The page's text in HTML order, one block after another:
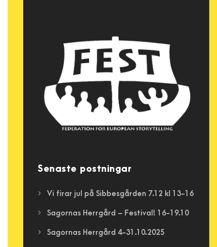
Senaste postningar
Vi firar jul på Sibbesgården 7.12 kl 13-16
Sagornas Herrgård – Festival! 16-19.10
Sagornas Herrgård 4-31.10.2025